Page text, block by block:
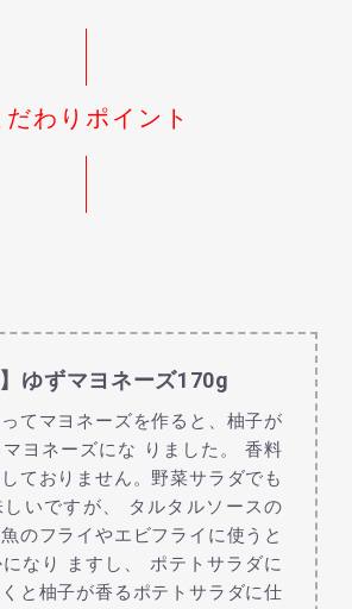
だわりポイント
】ゆずマヨネーズ170g
てマヨネーズを作ると、柚子が
ヨネーズにな りました。 香料
ておりません。野菜サラダでも
いですが、 タルタルソースの
のフライやエビフライに使うと
なり ますし、 ポテトサラダに
と柚子が香るポテトサラダに仕